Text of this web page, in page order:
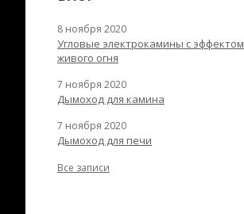
8 ноября 2020
Угловые электрокамины с эффектом
живого огня
7 ноября 2020
Дымоход для камина
7 ноября 2020
Дымоход для печи
Все записи